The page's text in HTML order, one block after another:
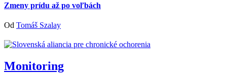
Zmeny prídu až po voľbách
Od Tomáš Szalay
Monitoring